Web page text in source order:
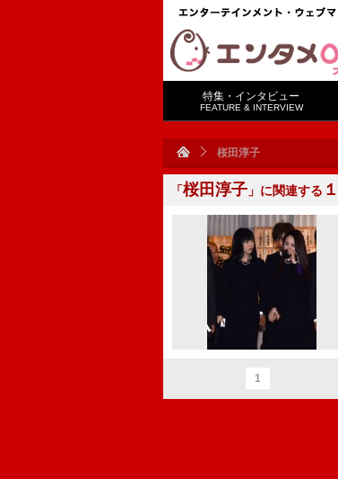
特集・インタビュー
FEATURE & INTERVIEW
桜田淳子
「桜田淳子 」に関連する １
1